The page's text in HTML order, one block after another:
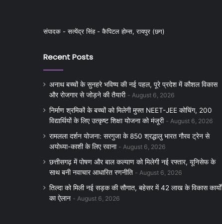
संपादक - सत्येंद्र सिंह - कैपिटल होम्स, रायपुर (छग)
Recent Posts
अनाथ बच्चों के सुनहरे भविष्य की नई पहल, पूरे प्रदेश में कौशल विकास
और रोजगार से जोड़ने की तैयारी
August 6, 2026
निर्माण श्रमिकों के बच्चों को मिलेगी मुफ्त NEET-JEE कोचिंग, 200
विद्यार्थियों के लिए उत्कृष्ट शिक्षा योजना को मंजूरी
August 6, 2026
रामलला दर्शन योजना: सरगुजा के 850 श्रद्धालु भारत गौरव ट्रेन से
अयोध्या-काशी के लिए रवाना
August 6, 2026
छत्तीसगढ़ में पोषण और बाल कल्याण को मिलेगी नई रफ्तार, यूनिसेफ के
साथ बनी नवाचार आधारित रणनीति
August 6, 2026
तिल्दा को मिली नई सड़क की सौगात, बहेसर में 42 लाख के विकास कार्यों
का ऐलान
August 6, 2026